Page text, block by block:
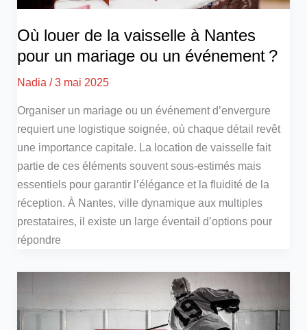
Où louer de la vaisselle à Nantes
pour un mariage ou un événement ?
Nadia/3 mai 2025
Organiser un mariage ou un événement d’envergure
requiert une logistique soignée, où chaque détail revêt
une importance capitale. La location de vaisselle fait
partie de ces éléments souvent sous-estimés mais
essentiels pour garantir l’élégance et la fluidité de la
réception. À Nantes, ville dynamique aux multiples
prestataires, il existe un large éventail d’options pour
répondre